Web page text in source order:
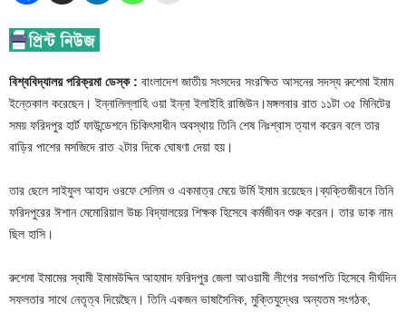
বিশ্ববিদ্যালয় পরিক্রমা ডেস্ক : বাংলাদেশ জাতীয় সংসদের সংরক্ষিত আসনের সদস্য রুশেমা ইমাম
ইন্তেকাল করেছেন। ইন্নালিল্লাহি ওয়া ইন্না ইলাইহি রাজিউন।মঙ্গলবার রাত ১১টা ৩৫ মিনিটের
সময় ফরিদপুর হার্ট ফাউন্ডেশনে চিকিৎসাধীন অবস্থায় তিনি শেষ নিঃশ্বাস ত্যাগ করেন বলে তার
বাড়ির পাশের মসজিদে রাত ২টার দিকে ঘোষণা দেয়া হয়।
তার ছেলে সাইফুল আহাদ ওরফে সেলিম ও একমাত্র মেয়ে উর্মি ইমাম রয়েছেন।ব্যক্তিজীবনে তিনি
ফরিদপুরের ঈশান মেমোরিয়াল উচ্চ বিদ্যালয়ের শিক্ষক হিসেবে কর্মজীবন শুরু করেন। তার ডাক নাম
ছিল হাসি।
রুশেমা ইমামের স্বামী ইমামউদ্দিন আহমাদ ফরিদপুর জেলা আওয়ামী লীগের সভাপতি হিসেবে দীর্ঘদিন
সফলতার সাথে নেতৃত্ব দিয়েছৈন। তিনি একজন ভাষাসৈনিক, মুক্তিযুদ্ধের অন্যতম সংগঠক,